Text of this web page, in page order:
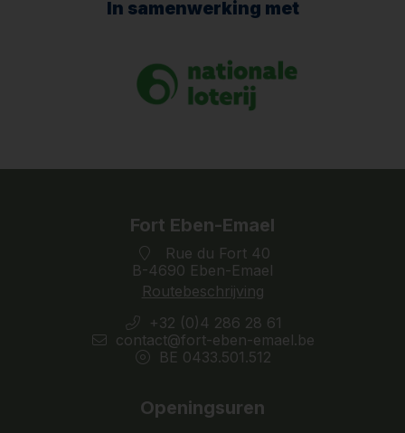
In samenwerking met
Fort Eben-Emael
Rue du Fort 40
B-4690 Eben-Emael
Routebeschrijving
+32 (0)4 286 28 61
contact@fort-eben-emael.be
BE 0433.501.512
Openingsuren